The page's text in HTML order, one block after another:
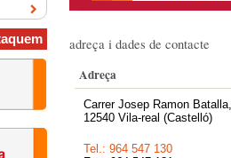
adreça i dades de contacte
Adreça
Carrer Josep Ramon
12540 Vila-real (Castelló)
Tel.: 964 547 130